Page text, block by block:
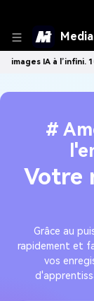
à l’infini. 100 %
#
Votre
Grâce au
rapidement et
vos